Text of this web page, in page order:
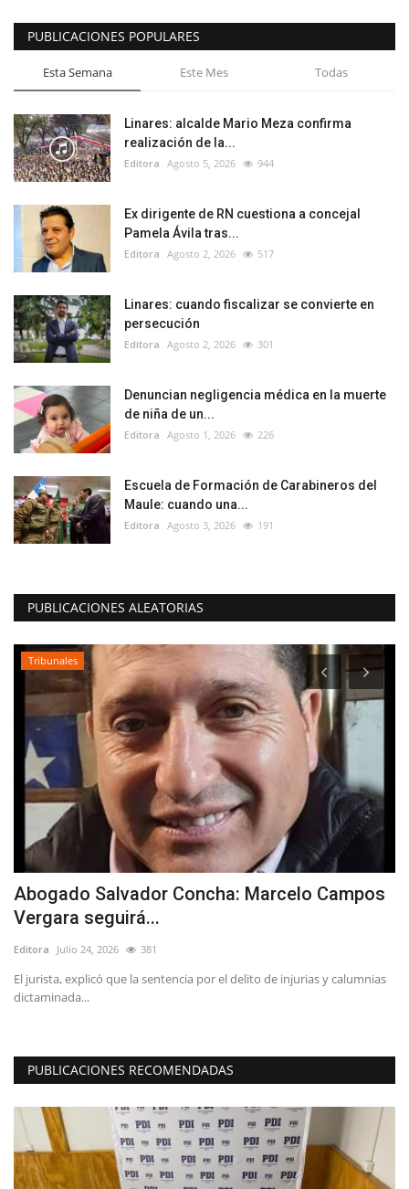
PUBLICACIONES POPULARES
Esta Semana Este Mes Todas
Linares: alcalde Mario Meza confirma
realización de la...
Editora Agosto 5, 2026 944
Ex dirigente de RN cuestiona a concejal
Pamela Ávila tras...
Editora Agosto 2, 2026 517
Linares: cuando fiscalizar se convierte en
persecución
Editora Agosto 2, 2026 301
Denuncian negligencia médica en la muerte
de niña de un...
Editora Agosto 1, 2026 226
Escuela de Formación de Carabineros del
Maule: cuando una...
Editora Agosto 3, 2026 191
PUBLICACIONES ALEATORIAS
Tribunales
Abogado Salvador Concha: Marcelo Campos
Vergara seguirá...
Editora Julio 24, 2026 381
El jurista, explicó que la sentencia por el delito de injurias y calumnias
dictaminada...
PUBLICACIONES RECOMENDADAS